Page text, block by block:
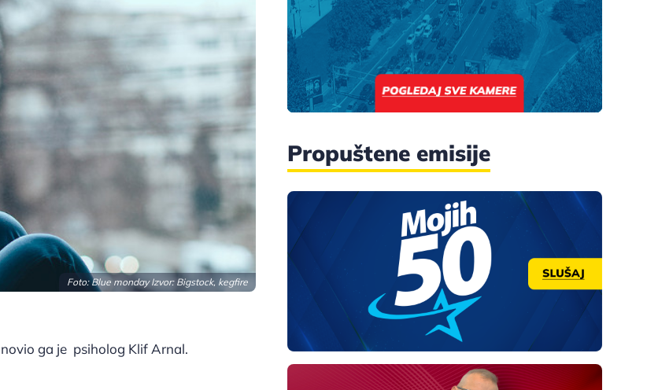
Foto: Blue monday Izvor: Bigstock, kegfire
ga je psiholog Klif Arnal.
Propuštene emisije